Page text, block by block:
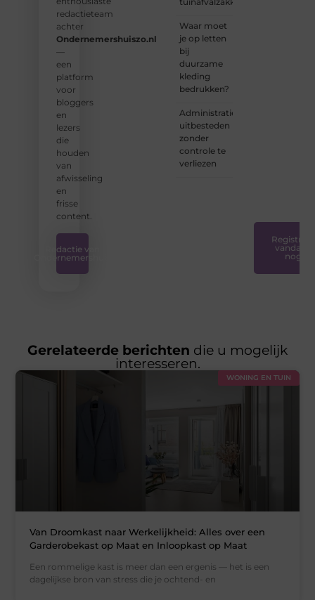
redactieteam
achter
Ondernemershuiszo.nl
—
een
platform
voor
bloggers
en
lezers
die
houden
van
afwisseling
en
frisse
content.
Redactie van
Ondernemershuis
Waar moet
je op letten
bij
duurzame
kleding
bedrukken?
Administratie
uitbesteden
zonder
controle te
verliezen
Registreer
vandaag
nog
Gerelateerde berichten die u mogelijk
interesseren.
WONING EN TUIN
Van Droomkast naar Werkelijkheid: Alles over een
Garderobekast op Maat en Inloopkast op Maat
Een rommelige kast is meer dan een ergenis — het is een
dagelijkse bron van stress die je ochtend- en